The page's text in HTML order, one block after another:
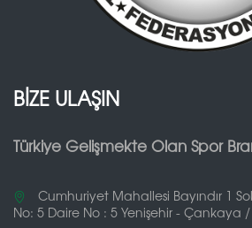
BİZE ULAŞIN
Türkiye Gelişmekte Olan Spor
Cumhuriyet Mahallesi Bayındır 1
No: 5 Daire No : 5 Yenişehir - Çankaya /